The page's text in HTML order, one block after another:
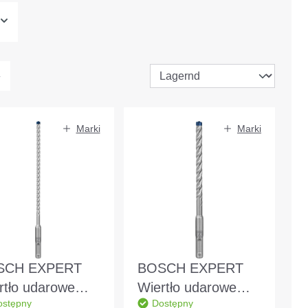
Marki
EXPERT
udarowe
Marki
BOSCH EXPERT
Wiertło udarowe
Dostępny